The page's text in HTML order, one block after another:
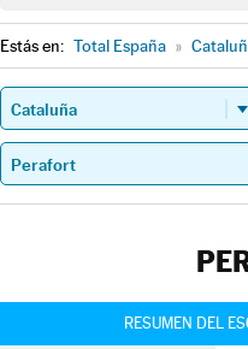
Estás en: Total España »
RESUMEN DEL